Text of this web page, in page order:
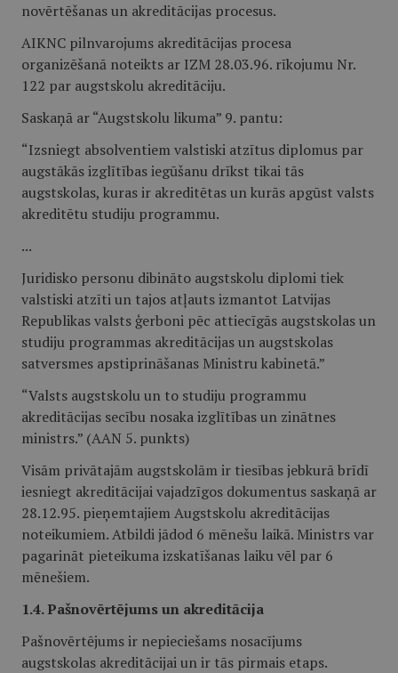
novērtēšanas un akreditācijas procesus.
AIKNC pilnvarojums akreditācijas procesa
organizēšanā noteikts ar IZM 28.03.96. rīkojumu Nr.
122 par augstskolu akreditāciju.
Saskaņā ar “Augstskolu likuma” 9. pantu:
“Izsniegt absolventiem valstiski atzītus diplomus par
augstākās izglītības iegūšanu drīkst tikai tās
augstskolas, kuras ir akreditētas un kurās apgūst valsts
akreditētu studiju programmu.
...
Juridisko personu dibināto augstskolu diplomi tiek
valstiski atzīti un tajos atļauts izmantot Latvijas
Republikas valsts ģerboni pēc attiecīgās augstskolas un
studiju programmas akreditācijas un augstskolas
satversmes apstiprināšanas Ministru kabinetā.”
“Valsts augstskolu un to studiju programmu
akreditācijas secību nosaka izglītības un zinātnes
ministrs.” (AAN 5. punkts)
Visām privātajām augstskolām ir tiesības jebkurā brīdī
iesniegt akreditācijai vajadzīgos dokumentus saskaņā ar
28.12.95. pieņemtajiem Augstskolu akreditācijas
noteikumiem. Atbildi jādod 6 mēnešu laikā. Ministrs var
pagarināt pieteikuma izskatīšanas laiku vēl par 6
mēnešiem.
1.4. Pašnovērtējums un akreditācija
Pašnovērtējums ir nepieciešams nosacījums
augstskolas akreditācijai un ir tās pirmais etaps.